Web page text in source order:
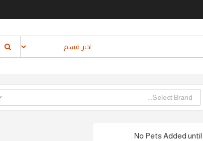
No Pets Added until